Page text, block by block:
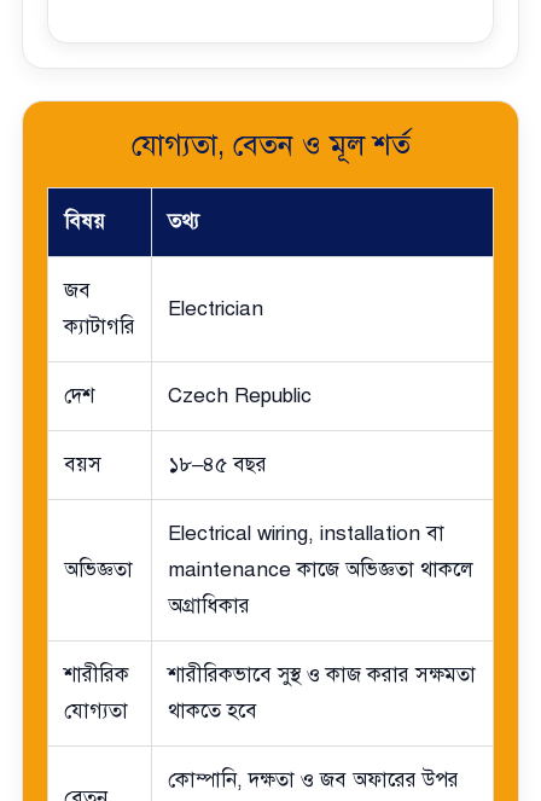
যোগ্যতা, বেতন ও মূল শর্ত
বিষয় তথ্য
জব
ক্যাটাগরি
Electrician
দেশ Czech Republic
বয়স ১৮–৪৫ বছর
অভিজ্ঞতা
Electrical wiring, installation বা
maintenance কাজে অভিজ্ঞতা থাকলে
অগ্রাধিকার
শারীরিক
যোগ্যতা
শারীরিকভাবে সুস্থ ও কাজ করার সক্ষমতা
থাকতে হবে
কোম্পানি, দক্ষতা ও জব অফারের উপর